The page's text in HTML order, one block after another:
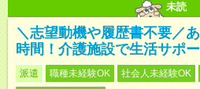
未読
＼志望動機や履歴書不要／
時間！介護施設で生活サポー
派遣 職種未経験OK 社会人未経験OK